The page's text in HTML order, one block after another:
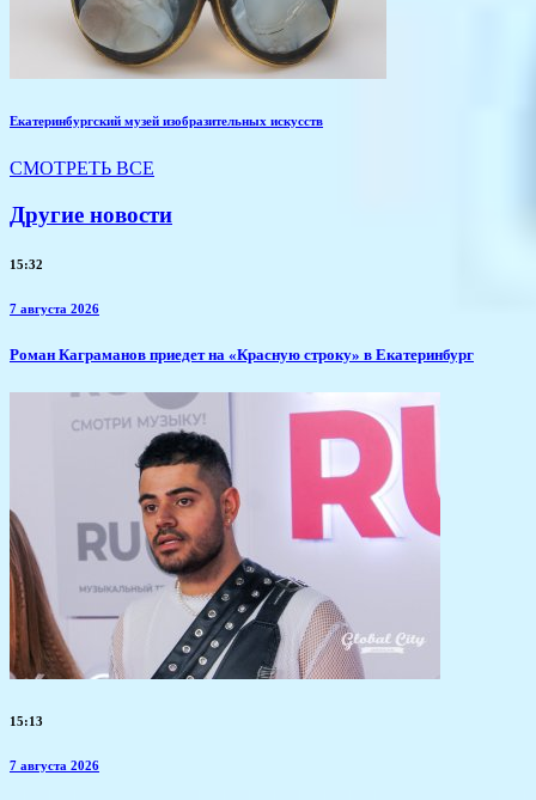
Екатеринбургский музей изобразительных искусств
СМОТРЕТЬ ВСЕ
Другие новости
15:32
7 августа 2026
​Роман Каграманов приедет на «Красную строку» в Екатеринбург
15:13
7 августа 2026